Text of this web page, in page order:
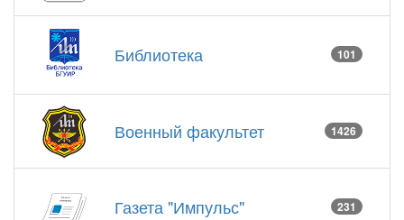
Библиотека 101
Военный факультет 1426
Газета "Импульс" 231